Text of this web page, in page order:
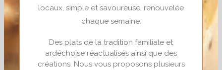
locaux, simple et savoureuse, renouvelée
chaque semaine.
Des plats de la tradition familiale et
ardéchoise réactualisés ainsi que des
créations. Nous vous proposons plusieurs